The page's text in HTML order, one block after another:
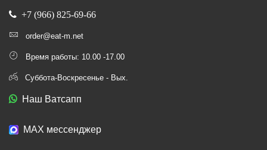
+7 (966) 825-69-66
order@eat-m.net
Время работы: 10.00 -17.00
Суббота-Воскресенье - Вых.
Наш Ватсапп
МАХ мессенджер